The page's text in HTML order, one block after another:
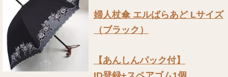
婦人杖傘 エルばらあど Lサイズ
（ブラック）
【あんしんパック付】